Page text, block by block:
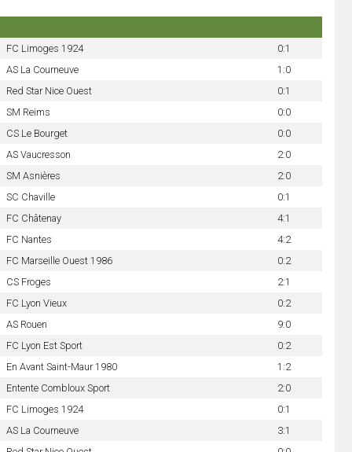
FC Limoges 1924
0:1
AS La Courneuve
1:0
Red Star Nice Ouest
0:1
SM Reims
0:0
CS Le Bourget
0:0
AS Vaucresson
2:0
SM Asnières
2:0
SC Chaville
0:1
FC Châtenay
4:1
FC Nantes
4:2
FC Marseille Ouest 1986
0:2
CS Froges
2:1
FC Lyon Vieux
0:2
AS Rouen
9:0
FC Lyon Est Sport
0:2
En Avant Saint-Maur 1980
1:2
Entente Combloux Sport
2:0
FC Limoges 1924
0:1
AS La Courneuve
3:1